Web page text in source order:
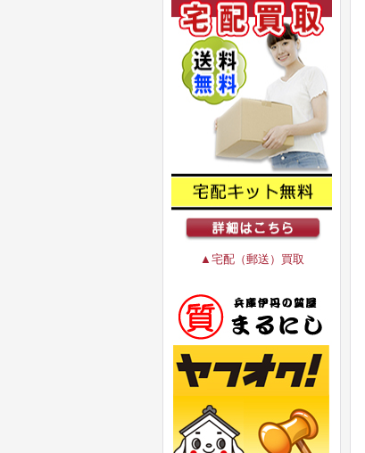
▲宅配（郵送）買取